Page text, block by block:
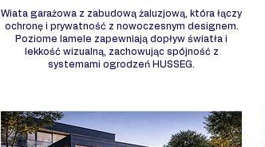
Wiata garażowa z zabudową żaluzjową, która łączy
ochronę i prywatność z nowoczesnym designem.
Poziome lamele zapewniają dopływ światła i
lekkość wizualną, zachowując spójność z
systemami ogrodzeń HUSSEG.